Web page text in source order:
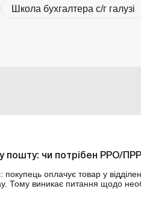
Школа бухгалтера с/г галузі
пошту: чи потрібен РРО/
оплачує товар у
Тому виникає питання щодо